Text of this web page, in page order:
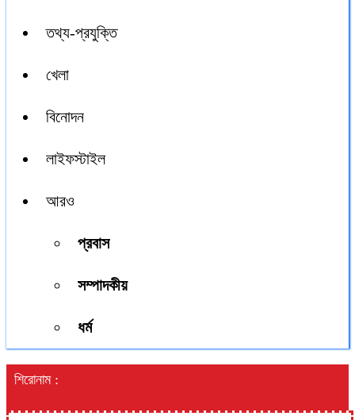
তথ্য-প্রযুক্তি
খেলা
বিনোদন
লাইফস্টাইল
আরও
প্রবাস
সম্পাদকীয়
ধর্ম
শিরোনাম :